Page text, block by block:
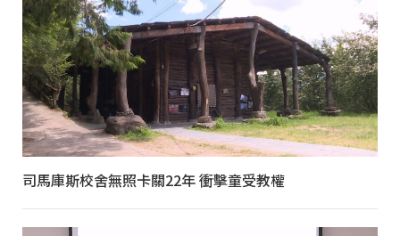
司馬庫斯校舍無照卡關22年 衝擊童受教權